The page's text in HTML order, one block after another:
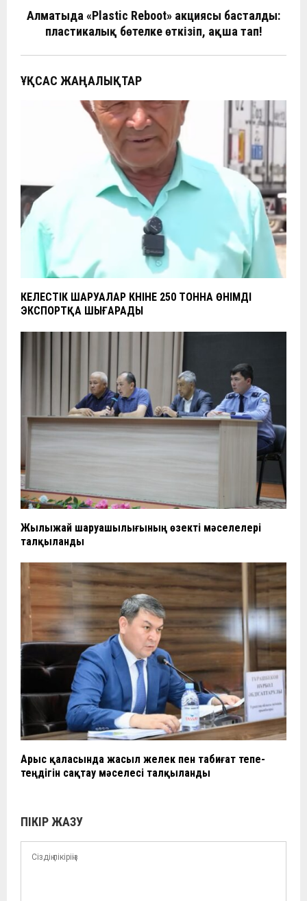
ть
Алматыда «Plastic Reboot» акциясы басталды:
пластикалық бөтелке өткізіп, ақша тап!
ҰҚСАС ЖАҢАЛЫҚТАР
КЕЛЕСТІК ШАРУАЛАР КҮНІНЕ 250 ТОННА ӨНІМДІ
ЭКСПОРТҚА ШЫҒАРАДЫ
Жылыжай шаруашылығының өзекті мәселелері
талқыланды
Арыс қаласында жасыл желек пен табиғат тепе-
теңдігін сақтау мәселесі талқыланды
ПІКІР ЖАЗУ